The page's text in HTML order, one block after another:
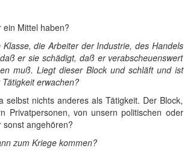
Mittel haben?
die Arbeiter der Industrie, des Handels
er sie schädigt, daß er verabscheuenswert
muß. Liegt dieser Block und schläft und ist
erwachen?
nichts anderes als Tätigkeit. Der Block,
Privatpersonen, von unsern politischen oder
sonst angehören?
zum Kriege kommen?